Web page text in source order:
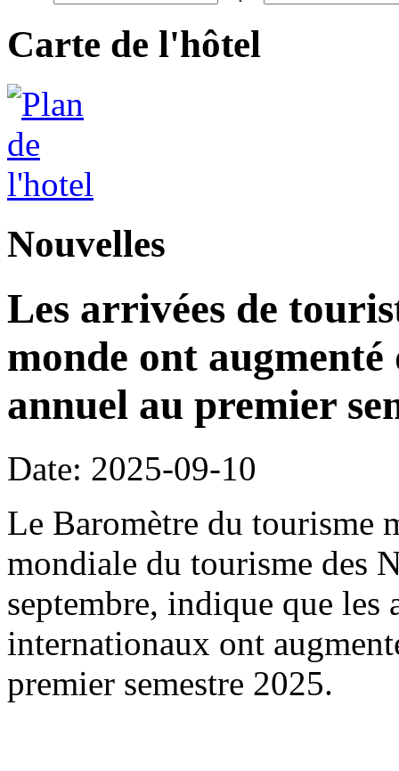
Carte de l'hôtel
Nouvelles
Les arrivées de
monde ont
annuel au premier
Date: 2025-09-10
Le Baromètre du tourisme
mondiale du tourisme des
septembre, indique que les
internationaux ont
premier semestre 2025.